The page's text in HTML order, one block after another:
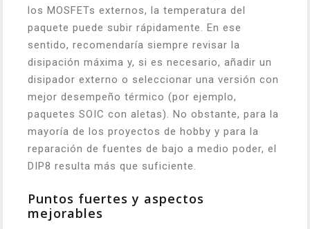
los MOSFETs externos, la temperatura del
paquete puede subir rápidamente. En ese
sentido, recomendaría siempre revisar la
disipación máxima y, si es necesario, añadir un
disipador externo o seleccionar una versión con
mejor desempeño térmico (por ejemplo,
paquetes SOIC con aletas). No obstante, para la
mayoría de los proyectos de hobby y para la
reparación de fuentes de bajo a medio poder, el
DIP8 resulta más que suficiente.
Puntos fuertes y aspectos
mejorables